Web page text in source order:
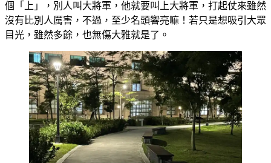
個「上」，別人叫大將軍，他就要叫上大將軍，打起仗來雖然
沒有比別人厲害，不過，至少名頭響亮嘛！若只是想吸引大眾
目光，雖然多餘，也無傷大雅就是了。